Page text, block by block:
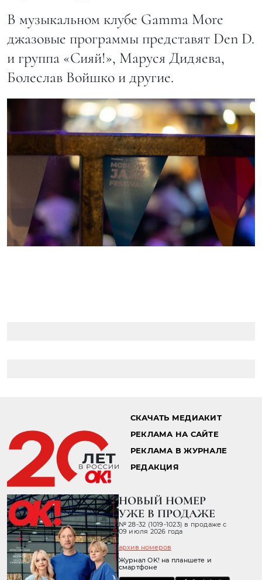
В музыкальном клубе Gamma More
джазовые программы представят Den D.
и группа «Сияй!», Маруся Дидяева,
Болеслав Войшко и другие.
СКАЧАТЬ МЕДИАКИТ
РЕКЛАМА НА САЙТЕ
РЕКЛАМА В ЖУРНАЛЕ
РЕДАКЦИЯ
НОВЫЙ НОМЕР
УЖЕ В ПРОДАЖЕ
№ 28-32 (1019-1023) в продаже с
09 июля 2026 года
архив номеров
Журнал OK! на планшете и
смартфоне